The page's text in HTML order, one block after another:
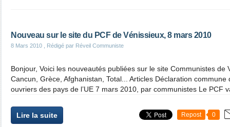
Nouveau sur le site du PCF de Vénissieux, 8 mars 2010
8 Mars 2010 , Rédigé par Réveil Communiste
Bonjour, Voici les nouveautés publiées sur le site Communistes de
Cancun, Grèce, Afghanistan, Total... Articles Déclaration
ouvriers des pays de l’UE 7 mars 2010, par communistes Le PCF
Lire la suite Repost 0